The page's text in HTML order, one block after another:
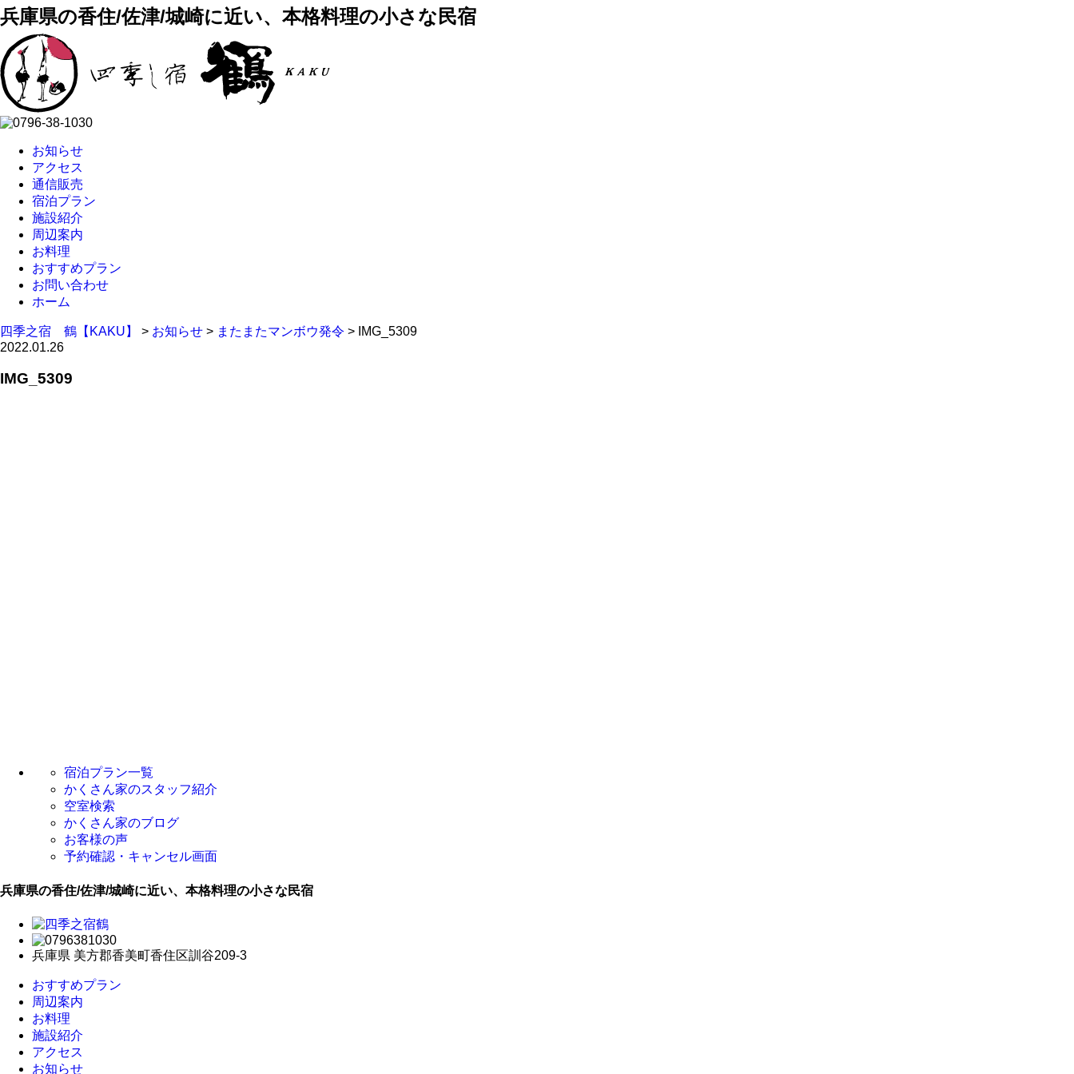
兵庫県の香住/佐津/城崎に近い、本格料理の小さな民宿
お知らせ
アクセス
通信販売
宿泊プラン
施設紹介
周辺案内
お料理
おすすめプラン
お問い合わせ
ホーム
四季之宿 鶴【KAKU】 > お知らせ > またまたマンボウ発令 > IMG_5309
2022.01.26
IMG_5309
宿泊プラン一覧
かくさん家のスタッフ紹介
空室検索
かくさん家のブログ
お客様の声
予約確認・キャンセル画面
兵庫県の香住/佐津/城崎に近い、本格料理の小さな民宿
兵庫県 美方郡香美町香住区訓谷209-3
おすすめプラン
周辺案内
お料理
施設紹介
アクセス
お知らせ